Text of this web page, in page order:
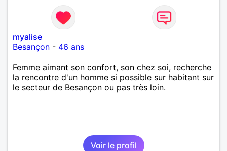
myalise
Besançon - 46 ans
Femme aimant son confort, son chez soi, recherche
la rencontre d'un homme si possible sur habitant sur
le secteur de Besançon ou pas très loin.
Voir le profil